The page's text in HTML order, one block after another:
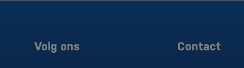
Volg ons Contact